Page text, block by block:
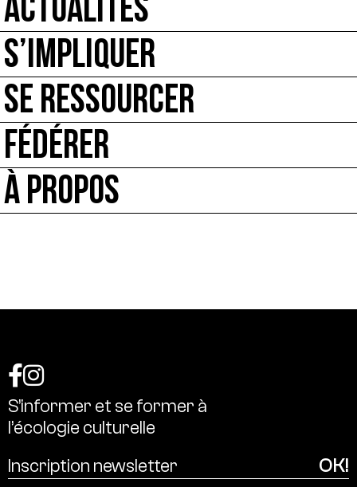
ACTUALITÉS
S’IMPLIQUER
SE RESSOURCER
FÉDÉRER
À PROPOS
S’informer et se former à
l’écologie culturelle